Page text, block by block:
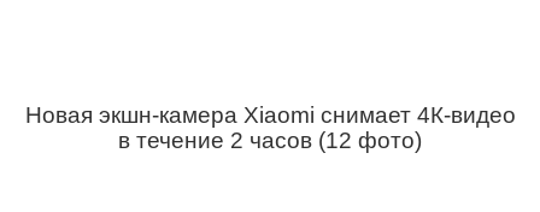
Новая экшн-камера Xiaomi снимает 4К-видео
в течение 2 часов (12 фото)